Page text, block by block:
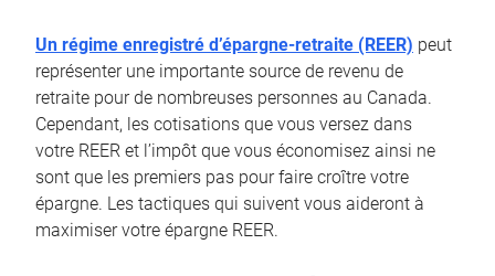
Un régime enregistré d’épargne-retraite (REER) peut
représenter une importante source de revenu de
retraite pour de nombreuses personnes au Canada.
Cependant, les cotisations que vous versez dans
votre REER et l’impôt que vous économisez ainsi ne
sont que les premiers pas pour faire croître votre
épargne. Les tactiques qui suivent vous aideront à
maximiser votre épargne REER.